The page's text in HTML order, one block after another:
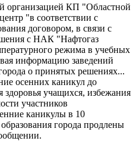
организацией КП "Областной
"в соответствии с
договором, в связи с
с НАК "Нафтогаз
режима в учебных
информацию заведений
о принятых решениях...
осенних каникул до
здоровья учащихся, избежания
участников
каникулы в 10
города продлены